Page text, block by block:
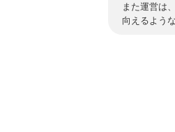
また運営は
向えるよう